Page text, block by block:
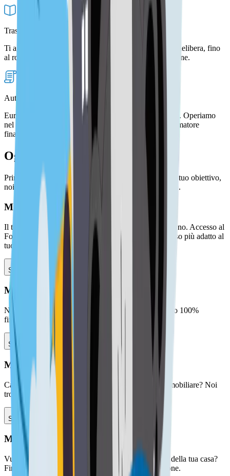
Trasparenza nel processo: Sai sempre a che punto sei
Ti aggiorniamo ad ogni passaggio, dall’istruttoria alla delibera, fino
al rogito. Il tuo consulente sarà sempre a tua disposizione.
Autorizzati OAM
Euroansa è iscritta all'elenco OAM con numero M191. Operiamo
nel rispetto delle normative europee a tutela del consumatore
finanziario.
Ogni mutuo è una storia diversa
Prima casa, ristrutturazione, liquidità: qualunque sia il tuo obiettivo,
noi troviamo la soluzione più adatta alla tua situazione.
Mutuo prima casa
Il tuo primo acquisto, con le agevolazioni che ti spettano. Accesso al
Fondo Garanzia Prima Casa, detrazioni fiscali e il tasso più adatto al
tuo profilo
Scopri il servizio mutui prima casa
Mutuo 100%
Non hai un anticipo ma vuoi comprare casa? Il mutuo 100%
finanzia l'intero valore dell'immobile
Scopri il servizio mutuo 100%
Mutuo seconda casa
Casa al mare, in montagna o come investimento immobiliare? Noi
troviamo il mutuo migliore in base al tuo profilo
Scopri il servizio mutui seconda casa
Mutuo ristrutturazione
Vuoi ristrutturare, ampliare o migliorare l'efficienza della tua casa?
Finanzia i lavori il mutuo riservato alla ristrutturazione.